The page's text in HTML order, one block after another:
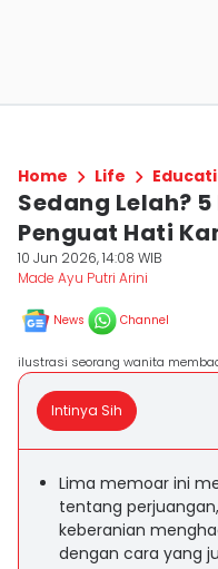
Home Life
Sedang Lelah?
Penguat Hati
10 Jun 2026, 14:08 WIB
Made Ayu Putri Arini
News Channel
ilustrasi seorang wanita
Intinya Sih
Lima memoar ini
tentang
keberanian
dengan cara yang